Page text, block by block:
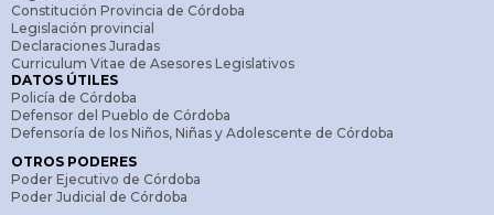
Constitución Provincia de Córdoba
Legislación provincial
Declaraciones Juradas
Curriculum Vitae de Asesores Legislativos
DATOS ÚTILES
Policía de Córdoba
Defensor del Pueblo de Córdoba
Defensoría de los Niños, Niñas y Adolescente de Córdoba
OTROS PODERES
Poder Ejecutivo de Córdoba
Poder Judicial de Córdoba